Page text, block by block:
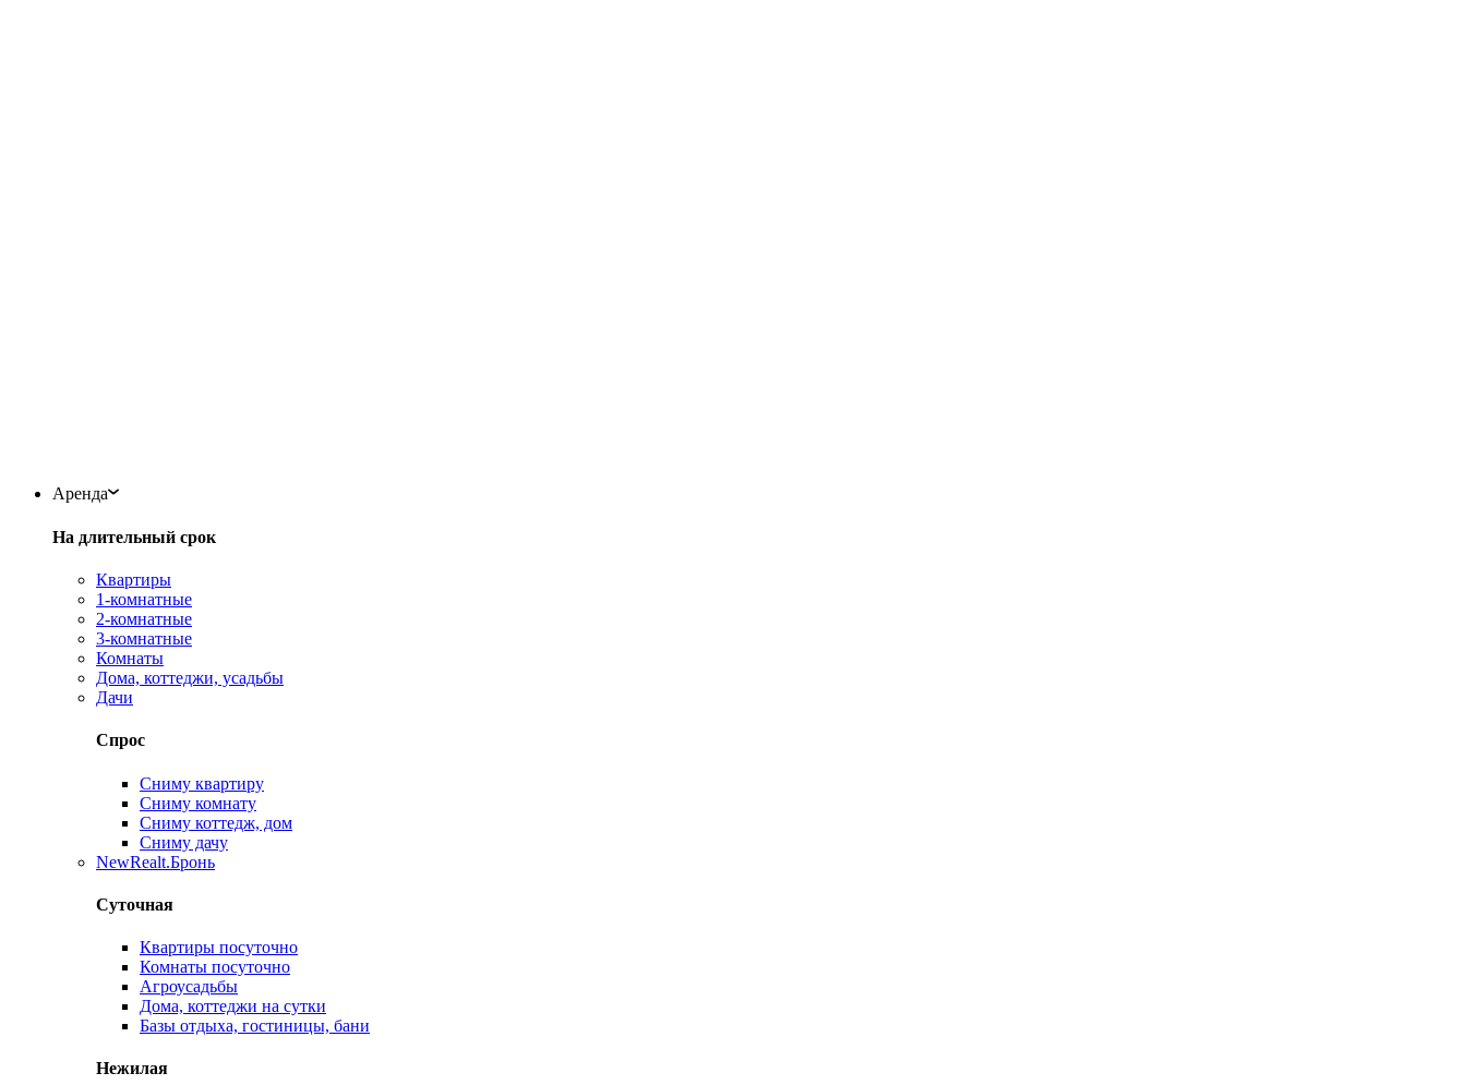
Аренда
На длительный срок
Квартиры
1-комнатные
2-комнатные
3-комнатные
Комнаты
Дома, коттеджи, усадьбы
Дачи
Спрос
Сниму квартиру
Сниму комнату
Сниму коттедж, дом
Сниму дачу
NewRealt.Бронь
Суточная
Квартиры посуточно
Комнаты посуточно
Агроусадьбы
Дома, коттеджи на сутки
Базы отдыха, гостиницы, бани
Нежилая